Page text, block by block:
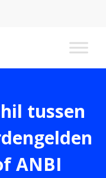
tussen
ANBI